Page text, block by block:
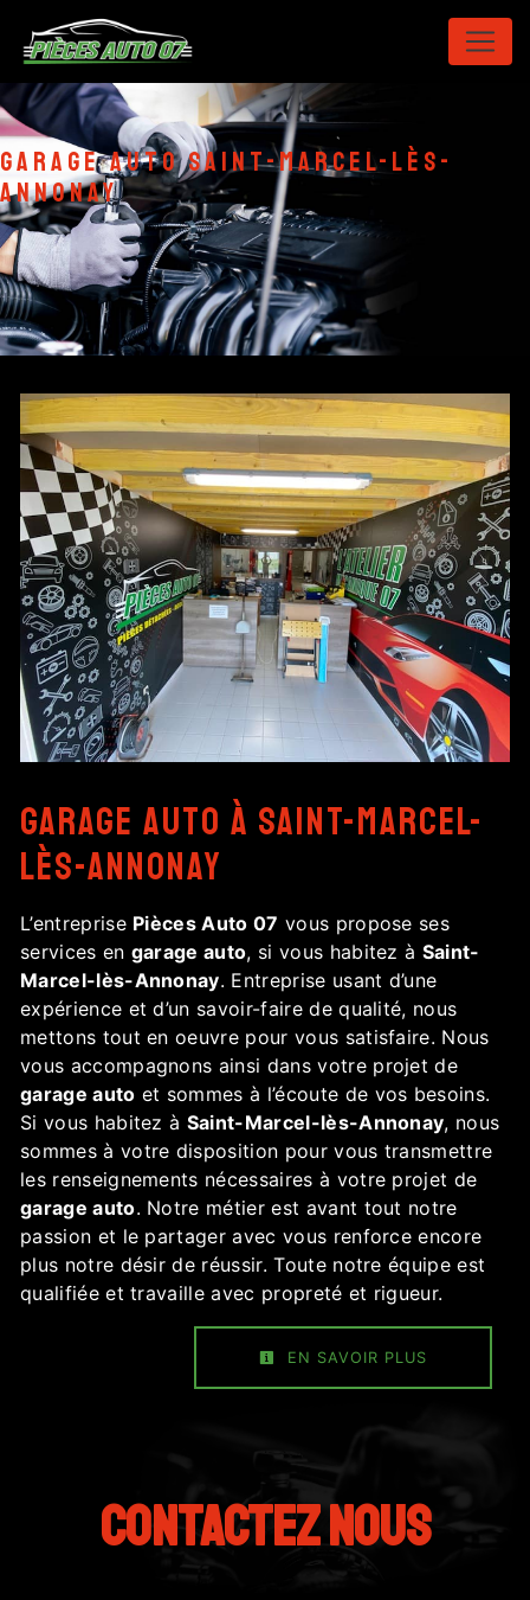
Panneau de gestion des cookies
garage auto Saint-Marcel-lès-
Annonay
garage auto à Saint-Marcel-
lès-Annonay
L’entreprise Pièces Auto 07 vous propose ses
services en garage auto, si vous habitez à Saint-
Marcel-lès-Annonay. Entreprise usant d’une
expérience et d’un savoir-faire de qualité, nous
mettons tout en oeuvre pour vous satisfaire. Nous
vous accompagnons ainsi dans votre projet de
garage auto et sommes à l’écoute de vos besoins.
Si vous habitez à Saint-Marcel-lès-Annonay, nous
sommes à votre disposition pour vous transmettre
les renseignements nécessaires à votre projet de
garage auto. Notre métier est avant tout notre
passion et le partager avec vous renforce encore
plus notre désir de réussir. Toute notre équipe est
qualifiée et travaille avec propreté et rigueur.
EN SAVOIR PLUS
Contactez nous